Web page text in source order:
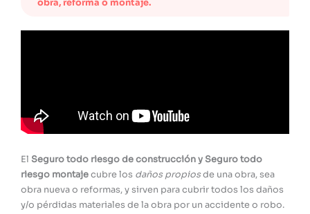
obra, reforma o montaje.
El Seguro todo riesgo de construcción y Seguro todo
riesgo montajecubre los daños propiosde una obra, sea
obra nueva o reformas, y sirven para cubrir todos los daños
y/o pérdidas materiales de la obra por un accidente o robo.